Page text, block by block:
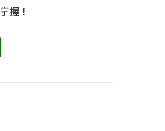
握！